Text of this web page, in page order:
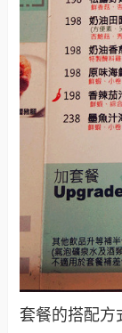
套餐的搭配方